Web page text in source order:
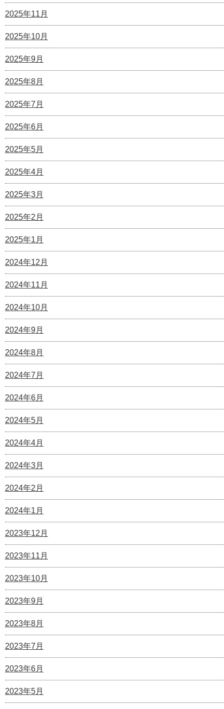
2025年11月
2025年10月
2025年9月
2025年8月
2025年7月
2025年6月
2025年5月
2025年4月
2025年3月
2025年2月
2025年1月
2024年12月
2024年11月
2024年10月
2024年9月
2024年8月
2024年7月
2024年6月
2024年5月
2024年4月
2024年3月
2024年2月
2024年1月
2023年12月
2023年11月
2023年10月
2023年9月
2023年8月
2023年7月
2023年6月
2023年5月